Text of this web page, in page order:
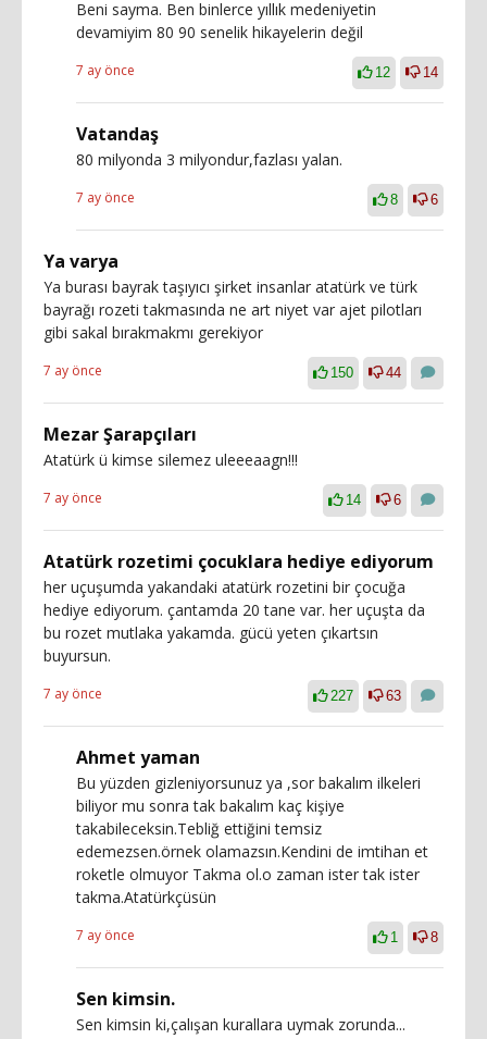
Beni sayma. Ben binlerce yıllık medeniyetin
devamiyim 80 90 senelik hikayelerin değil
7 ay önce 12 14
Vatandaş
80 milyonda 3 milyondur,fazlası yalan.
7 ay önce 8 6
Ya varya
Ya burası bayrak taşıyıcı şirket insanlar atatürk ve türk
bayrağı rozeti takmasında ne art niyet var ajet pilotları
gibi sakal bırakmakmı gerekiyor
7 ay önce 150 44
Mezar Şarapçıları
Atatürk ü kimse silemez uleeeaagn!!!
7 ay önce 14 6
Atatürk rozetimi çocuklara hediye ediyorum
her uçuşumda yakandaki atatürk rozetini bir çocuğa
hediye ediyorum. çantamda 20 tane var. her uçuşta da
bu rozet mutlaka yakamda. gücü yeten çıkartsın
buyursun.
7 ay önce 227 63
Ahmet yaman
Bu yüzden gizleniyorsunuz ya ,sor bakalım ilkeleri
biliyor mu sonra tak bakalım kaç kişiye
takabileceksin.Tebliğ ettiğini temsiz
edemezsen.örnek olamazsın.Kendini de imtihan et
roketle olmuyor Takma ol.o zaman ister tak ister
takma.Atatürkçüsün
7 ay önce 1 8
Sen kimsin.
Sen kimsin ki,çalışan kurallara uymak zorunda...